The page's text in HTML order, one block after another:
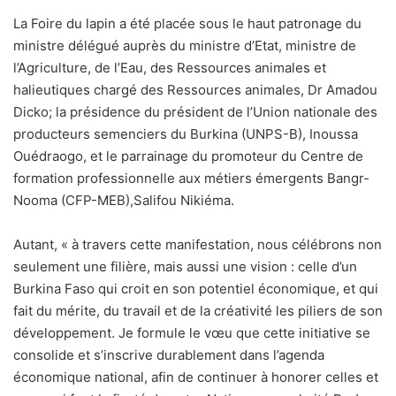
La Foire du lapin a été placée sous le haut patronage du
ministre délégué auprès du ministre d’Etat, ministre de
l’Agriculture, de l’Eau, des Ressources animales et
halieutiques chargé des Ressources animales, Dr Amadou
Dicko; la présidence du président de l’Union nationale des
producteurs semenciers du Burkina (UNPS-B), Inoussa
Ouédraogo, et le parrainage du promoteur du Centre de
formation professionnelle aux métiers émergents Bangr-
Nooma (CFP-MEB),Salifou Nikiéma.
Autant, « à travers cette manifestation, nous célébrons non
seulement une filière, mais aussi une vision : celle d’un
Burkina Faso qui croit en son potentiel économique, et qui
fait du mérite, du travail et de la créativité les piliers de son
développement. Je formule le vœu que cette initiative se
consolide et s’inscrive durablement dans l’agenda
économique national, afin de continuer à honorer celles et